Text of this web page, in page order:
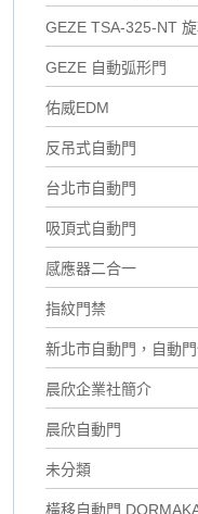
GEZE TSA-325-NT 旋
GEZE 自動弧形門
佑威EDM
反吊式自動門
台北市自動門
吸頂式自動門
感應器二合一
指紋門禁
新北市自動門，自動
晨欣企業社簡介
晨欣自動門
未分類
橫移自動門